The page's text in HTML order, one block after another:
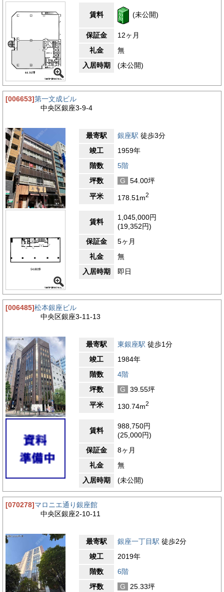
賃料 (未公開)
保証金
12ヶ月
礼金
無
入居時期
(未公開)
[006653]第一文成ビル
中央区銀座3-9-4
最寄駅 銀座駅 徒歩3分
竣工
1959年
階数
5階
坪数
G
54.00坪
平米
178.51m2
賃料
1,045,000円
(19,352円)
保証金
5ヶ月
礼金
無
入居時期
即日
[006485]松本銀座ビル
中央区銀座3-11-13
最寄駅 東銀座駅 徒歩1分
竣工
1984年
階数
4階
坪数
G
39.55坪
平米
130.74m2
賃料
988,750円
(25,000円)
保証金
8ヶ月
礼金
無
入居時期
(未公開)
[070278]マロニエ通り銀座館
中央区銀座2-10-11
最寄駅 銀座一丁目駅 徒歩2分
竣工
2019年
階数
6階
坪数
G
25.33坪